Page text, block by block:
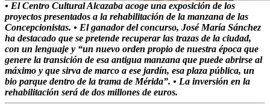
• El Centro Cultural Alcazaba acoge una exposición de los
proyectos presentados a la rehabilitación de la manzana de las
Concepcionistas. • El ganador del concurso, José María Sánchez
ha destacado que se pretende recuperar las trazas de la ciudad,
con un lenguaje y “un nuevo orden propio de nuestra época que
genere la transición de esa antigua manzana que puede abrirse al
máximo y que sirva de marco a ese jardín, esa plaza pública, un
bio parque dentro de la trama de Mérida”. • La inversión en la
rehabilitación será de dos millones de euros.